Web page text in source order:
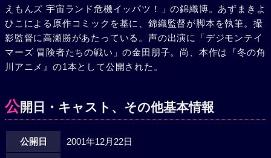
えもんズ 宇宙ランド危機イッパツ！」の錦織博。あずまきよ
ひこによる原作コミックを基に、錦織監督が脚本を執筆。撮
影監督に高瀬勝があたっている。声の出演に「デジモンテイ
マーズ 冒険者たちの戦い」の金田朋子。尚、本作は『冬の角
川アニメ』の1本として公開された。
公開日・キャスト、その他基本情報
公開日 2001年12月22日